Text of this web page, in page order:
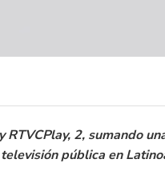
2, sumando
pública en